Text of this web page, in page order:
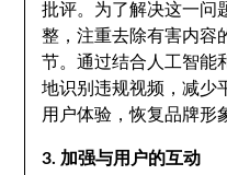
批评。为了解决这一问
整，注重去除有害内容
节。通过结合人工智能
地识别违规视频，减少
用户体验，恢复品牌形
3. 加强与用户的互动